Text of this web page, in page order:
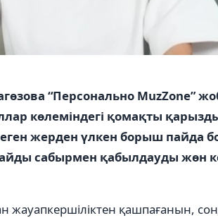
“Персонально MuzZone”
көлеміндегі қомақты
жерден үлкен борыш пайда
сабырмен қабылдауды жөн
жауапкершіліктен қашпағанын,